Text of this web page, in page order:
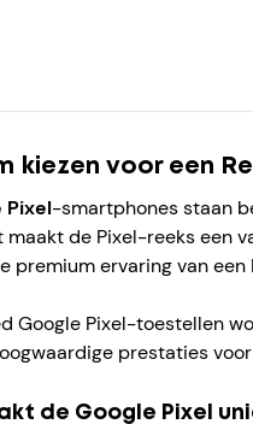
kiezen voor een
Pixel-smartphones staan
maakt de Pixel-reeks een
premium ervaring van
Google Pixel-toestellen
prestaties
de Google Pixel